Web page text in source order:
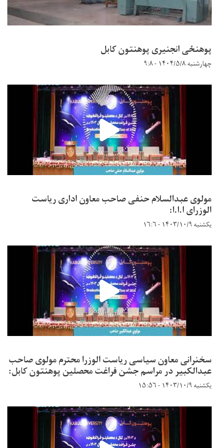
پوهنځی انجنیری پوهنتون کابل
چهارشنبه ۱۴۰۴/۵/۸ - ۹:۸
مولوی عبدالسلام حنفی صاحب معاون اداری ریاست
الوزرای ا.ا.ا:
یکشنبه ۱۴۰۳/۱۰/۹ - ۱۶:۶
سخنرانی معاون سیاسی ریاست الوزرا محترم مولوی صاحب
عبدالکبیر در مراسم جشن فراغت محصلین پوهنتون کابل:
یکشنبه ۱۴۰۳/۱۰/۹ - ۱۵:۵۶